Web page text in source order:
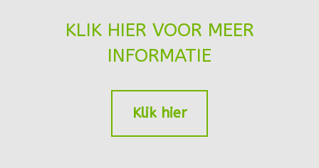
KLIK HIER VOOR MEER
INFORMATIE
Klik hier